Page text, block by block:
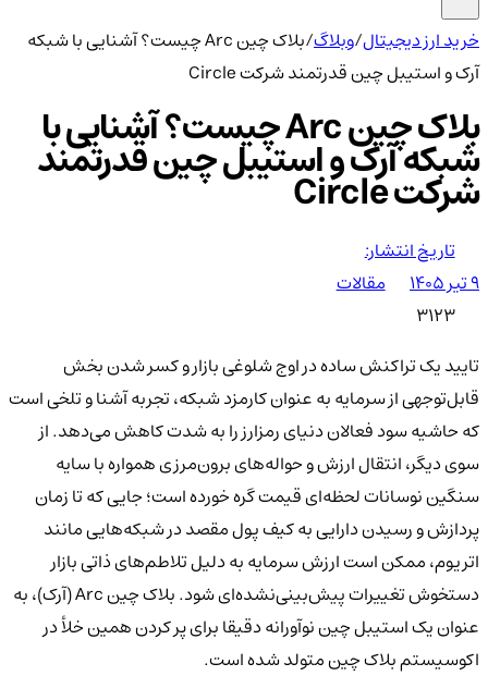
خرید ارز دیجیتال/وبلاگ/
بلاک چین Arc چیست؟ آشنایی با شبکه
آرک و استیبل چین قدرتمند شرکت Circle
بلاک چین Arc چیست؟ آشنایی با
شبکه آرک و استیبل چین قدرتمند
شرکت Circle
تاریخ انتشار:
مقالات
3123
تایید یک تراکنش ساده در اوج شلوغی بازار و کسر شدن بخش
قابل‌توجهی از سرمایه به عنوان کارمزد شبکه، تجربه آشنا و تلخی است
که حاشیه سود فعالان دنیای رمزارز را به شدت کاهش می‌دهد. از
سوی دیگر، انتقال ارزش و حواله‌های برون‌مرزی همواره با سایه
سنگین نوسانات لحظه‌ای قیمت گره خورده است؛ جایی که تا زمان
پردازش و رسیدن دارایی به کیف پول مقصد در شبکه‌هایی مانند
اتریوم، ممکن است ارزش سرمایه به دلیل تلاطم‌های ذاتی بازار
دستخوش تغییرات پیش‌بینی‌نشده‌ای شود. بلاک چین Arc (آرک)، به
عنوان یک استیبل چین نوآورانه دقیقا برای پر کردن همین خلأ در
اکوسیستم بلاک چین متولد شده است.